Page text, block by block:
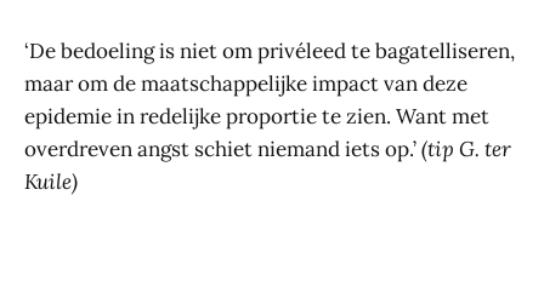
‘De bedoeling is niet om privéleed te bagatelliseren,
maar om de maatschappelijke impact van deze
epidemie in redelijke proportie te zien. Want met
overdreven angst schiet niemand iets op.’(tip G. ter
Kuile)